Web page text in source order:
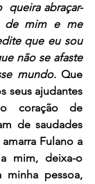
queira abraçar-
de mim e me
que eu sou
não se afaste
mundo. Que
seus ajudantes
coração de
de saudades
Fulano a
mim, deixa-o
minha pessoa,